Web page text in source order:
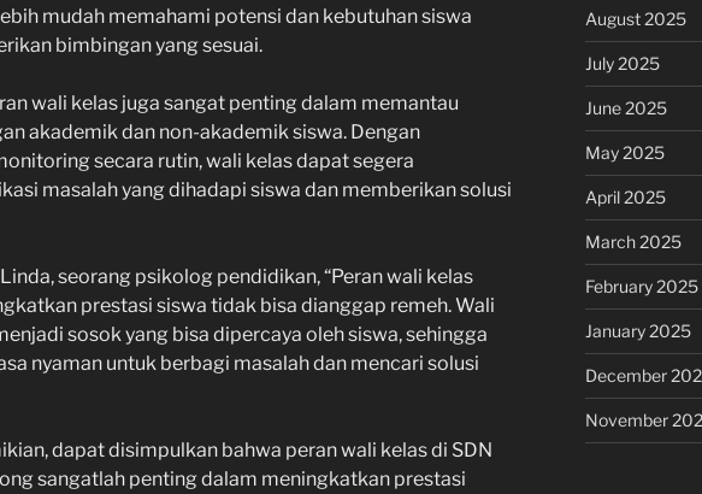
mudah memahami potensi dan kebutuhan siswa
bimbingan yang sesuai.
wali kelas juga sangat penting dalam memantau
akademik dan non-akademik siswa. Dengan
secara rutin, wali kelas dapat segera
masalah yang dihadapi siswa dan memberikan solusi
seorang psikolog pendidikan, “Peran wali kelas
prestasi siswa tidak bisa dianggap remeh. Wali
sosok yang bisa dipercaya oleh siswa, sehingga
nyaman untuk berbagi masalah dan mencari solusi
dapat disimpulkan bahwa peran wali kelas di SDN
sangatlah penting dalam meningkatkan prestasi
August 2025
July 2025
June 2025
May 2025
April 2025
March 2025
February 2025
January 2025
December
November